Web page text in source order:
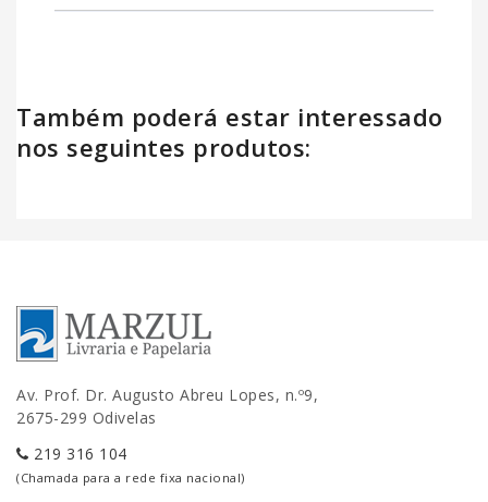
Também poderá estar interessado
nos seguintes produtos:
Av. Prof. Dr. Augusto Abreu Lopes, n.º9,
2675-299 Odivelas
219 316 104
(Chamada para a rede fixa nacional)